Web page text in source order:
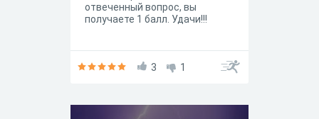
отвеченный вопрос, вы
получаете 1 балл. Удачи!!!
3 1